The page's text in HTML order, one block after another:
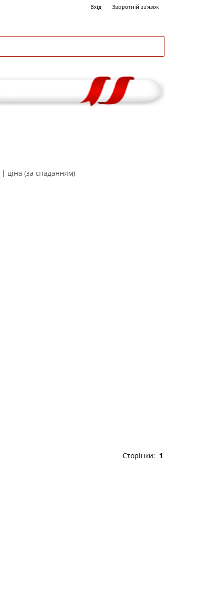
Вхід Зворотній зв'язок
| ціна (за спаданням)
Сторінки: 1